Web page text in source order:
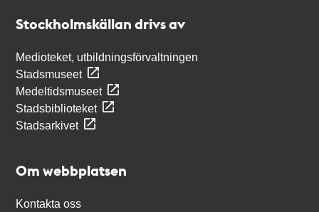
Stockholmskällan drivs av
Medioteket, utbildningsförvaltningen
Stadsmuseet
Medeltidsmuseet
Stadsbiblioteket
Stadsarkivet
Om webbplatsen
Kontakta oss